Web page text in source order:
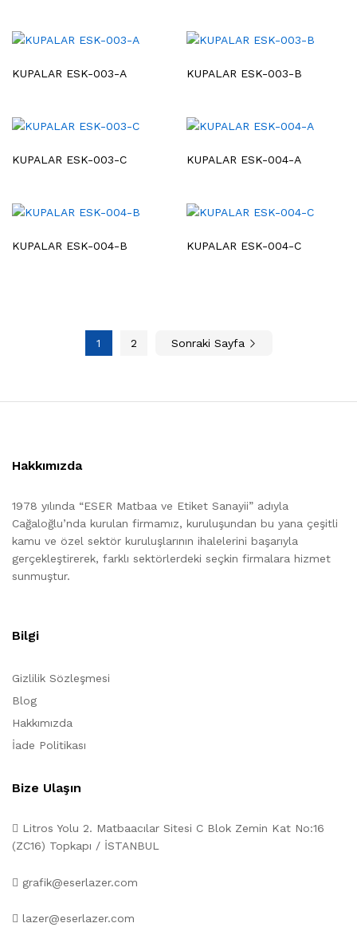
KUPALAR ESK-003-A KUPALAR ESK-003-B
KUPALAR ESK-003-C KUPALAR ESK-004-A
KUPALAR ESK-004-B KUPALAR ESK-004-C
1 2 Sonraki Sayfa
Hakkımızda
1978 yılında “ESER Matbaa ve Etiket Sanayii” adıyla
Cağaloğlu’nda kurulan firmamız, kuruluşundan bu yana çeşitli
kamu ve özel sektör kuruluşlarının ihalelerini başarıyla
gerçekleştirerek, farklı sektörlerdeki seçkin firmalara hizmet
sunmuştur.
Bilgi
Gizlilik Sözleşmesi
Blog
Hakkımızda
İade Politikası
Bize Ulaşın
Litros Yolu 2. Matbaacılar Sitesi C Blok Zemin Kat No:16
(ZC16) Topkapı / İSTANBUL
grafik@eserlazer.com
lazer@eserlazer.com